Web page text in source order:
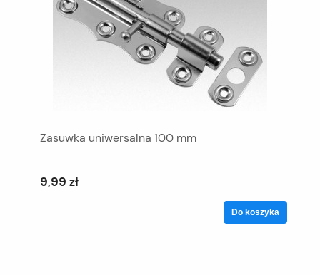
Zasuwka uniwersalna 100 mm
9,99 zł
Do koszyka